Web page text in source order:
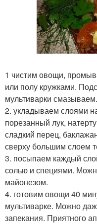
1 чистим овощи,
или полу кружками.
мультиварки смазываем.
2. укладываем слоями
порезанный лук,
сладкий перец,
сверху большим слоем
3. посыпаем каждый
солью и специями.
майонезом.
4. готовим овощи 40
мультиварке. Можно
запекания. Приятного